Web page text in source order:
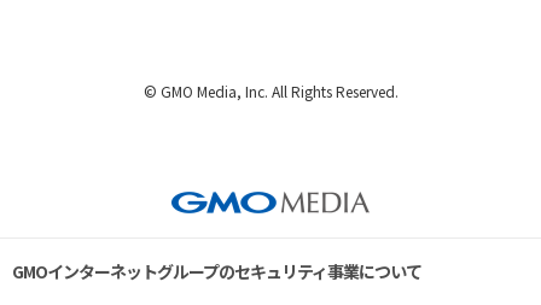
© GMO Media, Inc. All Rights Reserved.
GMOインターネットグループのセキュリティ事業について